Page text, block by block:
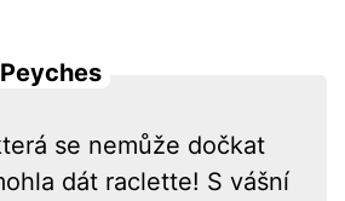
se nemůže dočkat
dát raclette! S vášní